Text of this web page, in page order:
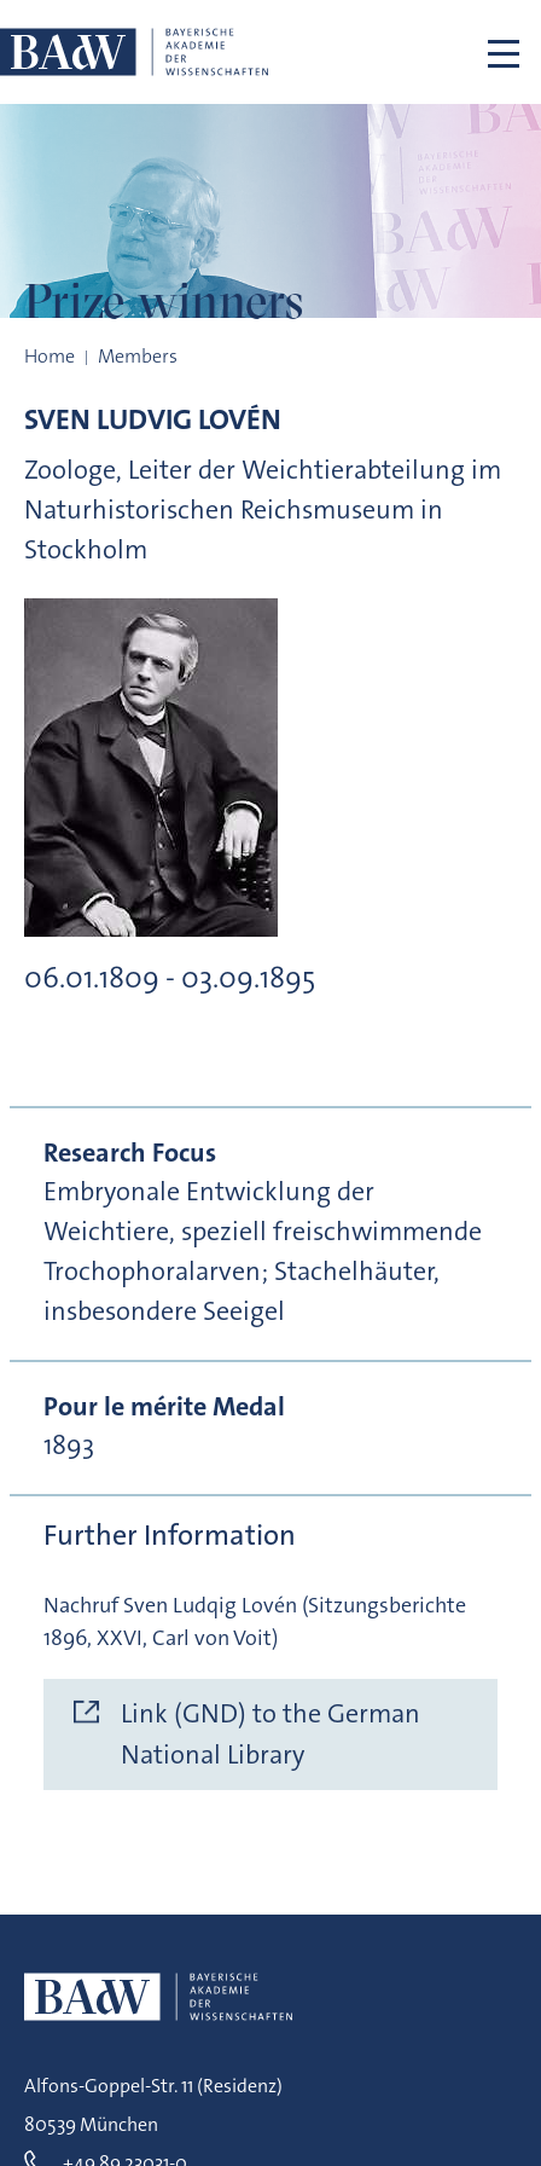
Prize winners
Home Members
SVEN LUDVIG LOVÉN
Zoologe, Leiter der Weichtierabteilung im
Naturhistorischen Reichsmuseum in
Stockholm
06.01.1809 - 03.09.1895
Research Focus
Embryonale Entwicklung der
Weichtiere, speziell freischwimmende
Trochophoralarven; Stachelhäuter,
insbesondere Seeigel
Pour le mérite Medal
1893
Further Information
Nachruf Sven Ludqig Lovén (Sitzungsberichte
1896, XXVI, Carl von Voit)
Link (GND) to the German
National Library
Alfons-Goppel-Str. 11 (Residenz)
80539 München